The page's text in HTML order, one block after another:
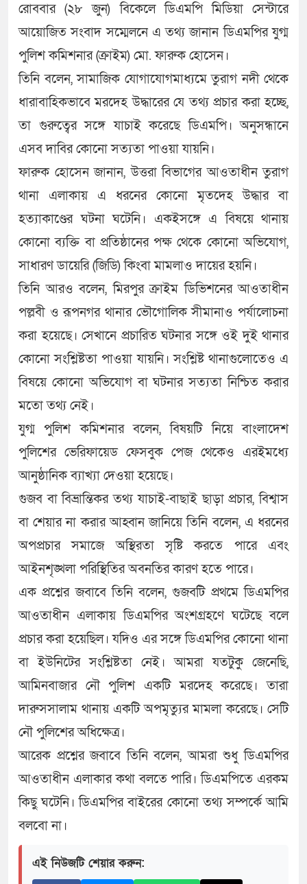
রোববার (২৮ জুন) বিকেলে ডিএমপি মিডিয়া সেন্টারে
আয়োজিত সংবাদ সম্মেলনে এ তথ্য জানান ডিএমপির যুগ্ম
পুলিশ কমিশনার (ক্রাইম) মো. ফারুক হোসেন।
তিনি বলেন, সামাজিক যোগাযোগমাধ্যমে তুরাগ নদী থেকে
ধারাবাহিকভাবে মরদেহ উদ্ধারের যে তথ্য প্রচার করা হচ্ছে,
তা গুরুত্বের সঙ্গে যাচাই করেছে ডিএমপি। অনুসন্ধানে
এসব দাবির কোনো সত্যতা পাওয়া যায়নি।
ফারুক হোসেন জানান, উত্তরা বিভাগের আওতাধীন তুরাগ
থানা এলাকায় এ ধরনের কোনো মৃতদেহ উদ্ধার বা
হত্যাকাণ্ডের ঘটনা ঘটেনি। একইসঙ্গে এ বিষয়ে থানায়
কোনো ব্যক্তি বা প্রতিষ্ঠানের পক্ষ থেকে কোনো অভিযোগ,
সাধারণ ডায়েরি (জিডি) কিংবা মামলাও দায়ের হয়নি।
তিনি আরও বলেন, মিরপুর ক্রাইম ডিভিশনের আওতাধীন
পল্লবী ও রূপনগর থানার ভৌগোলিক সীমানাও পর্যালোচনা
করা হয়েছে। সেখানে প্রচারিত ঘটনার সঙ্গে ওই দুই থানার
কোনো সংশ্লিষ্টতা পাওয়া যায়নি। সংশ্লিষ্ট থানাগুলোতেও এ
বিষয়ে কোনো অভিযোগ বা ঘটনার সত্যতা নিশ্চিত করার
মতো তথ্য নেই।
যুগ্ম পুলিশ কমিশনার বলেন, বিষয়টি নিয়ে বাংলাদেশ
পুলিশের ভেরিফায়েড ফেসবুক পেজ থেকেও এরইমধ্যে
আনুষ্ঠানিক ব্যাখ্যা দেওয়া হয়েছে।
গুজব বা বিভ্রান্তিকর তথ্য যাচাই-বাছাই ছাড়া প্রচার, বিশ্বাস
বা শেয়ার না করার আহ্বান জানিয়ে তিনি বলেন, এ ধরনের
অপপ্রচার সমাজে অস্থিরতা সৃষ্টি করতে পারে এবং
আইনশৃঙ্খলা পরিস্থিতির অবনতির কারণ হতে পারে।
এক প্রশ্নের জবাবে তিনি বলেন, গুজবটি প্রথমে ডিএমপির
আওতাধীন এলাকায় ডিএমপির অংশগ্রহণে ঘটেছে বলে
প্রচার করা হয়েছিল। যদিও এর সঙ্গে ডিএমপির কোনো থানা
বা ইউনিটের সংশ্লিষ্টতা নেই। আমরা যতটুকু জেনেছি,
আমিনবাজার নৌ পুলিশ একটি মরদেহ করেছে। তারা
দারুসসালাম থানায় একটি অপমৃত্যুর মামলা করেছে। সেটি
নৌ পুলিশের অধিক্ষেত্র।
আরেক প্রশ্নের জবাবে তিনি বলেন, আমরা শুধু ডিএমপির
আওতাধীন এলাকার কথা বলতে পারি। ডিএমপিতে এরকম
কিছু ঘটেনি। ডিএমপির বাইরের কোনো তথ্য সম্পর্কে আমি
বলবো না।
এই নিউজটি শেয়ার করুন: